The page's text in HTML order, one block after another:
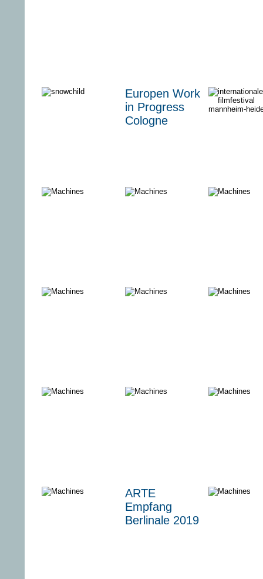
Von Löwen
und Lämmern
Terra X: Die
Deutschlandsaga
Der Kater
Hut /
20
BAD
SAMARITAN –
Europen Work
in Progress
Cologne
Rick and
Morty/ Staffel
The Fall – Tod
in Belfast /
Schätzen,
bieten, bangen
Berlin -
Schicksalsjahre
Ostfrauen
Labaule &
Erben
Never again -
Amerikas
Jugend gegen
den
Das
Meer
ARTE
Empfang
Berlinale 2019